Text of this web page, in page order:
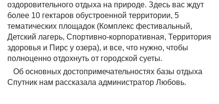
оздоровительного отдыха на природе. Здесь вас ждут
более 10 гектаров обустроенной территории, 5
тематических площадок (Комплекс фестивальный,
Детский лагерь, Спортивно-корпоративная, Территория
здоровья и Пирс у озера), и все, что нужно, чтобы
полноценно отдохнуть от городской суеты.
Об основных достопримечательностях базы отдыха
Спутник нам рассказала администратор Любовь.